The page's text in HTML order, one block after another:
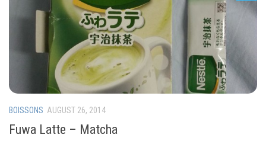
BOISSONS AUGUST 26, 2014
Fuwa Latte – Matcha